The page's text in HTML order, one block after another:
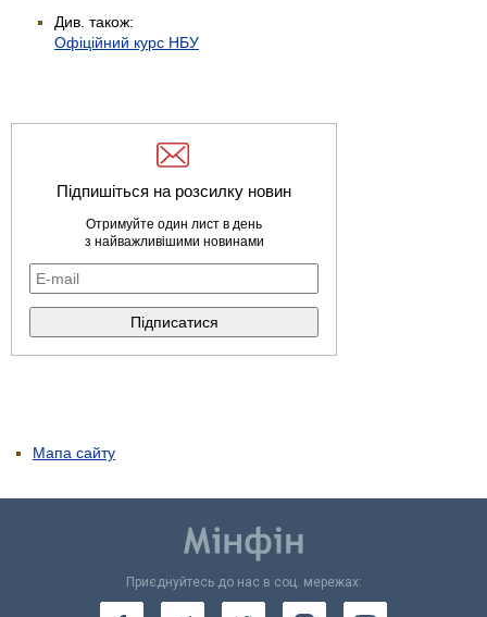
Див. також:
Офіційний курс НБУ
Підпишіться на розсилку новин
Отримуйте один лист в день
з найважливішими новинами
Мапа сайту
Приєднуйтесь до нас в соц. мережах: